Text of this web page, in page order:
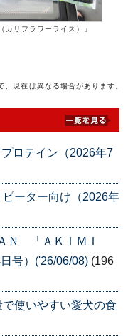
カリフラワーライス）」
、現在は異なる場合があります。
ロテイン（2026年7
ーター向け（2026年
Ｎ 「ＡＫＩＭＩ
号）('26/06/08) (196
使いやすい愛犬の食